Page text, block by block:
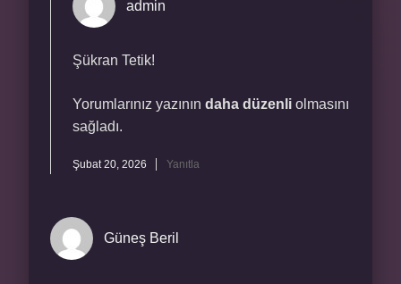
admin
Şükran Tetik!
Yorumlarınız yazının daha düzenli olmasını
sağladı.
Şubat 20, 2026 Yanıtla
Güneş Beril